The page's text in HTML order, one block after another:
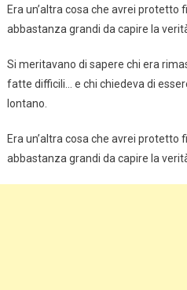
Era un’altra cosa che avrei
abbastanza grandi da capire la
Si meritavano di sapere chi era
fatte difficili… e chi chiedeva di
lontano.
Era un’altra cosa che avrei
abbastanza grandi da capire la